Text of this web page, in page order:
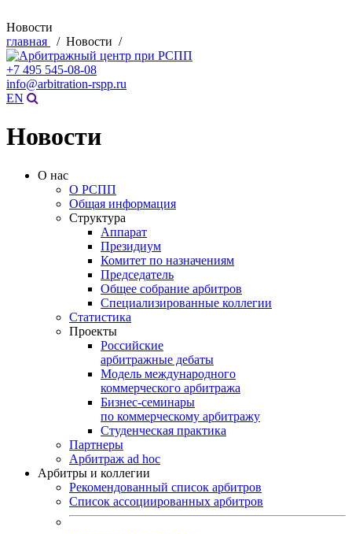
Новости
главная
/ Новости /
+7 495 545-08-08
info@arbitration-rspp.ru
EN
Новости
О нас
О РСПП
Общая информация
Структура
Аппарат
Президиум
Комитет по назначениям
Председатель
Общее собрание арбитров
Специализированные коллегии
Статистика
Проекты
Российские
арбитражные дебаты
Модель международного
коммерческого арбитража
Бизнес-семинары
по коммерческому арбитражу
Студенческая практика
Партнеры
Арбитраж ad hoc
Арбитры и коллегии
Рекомендованный список арбитров
Список ассоциированных арбитров